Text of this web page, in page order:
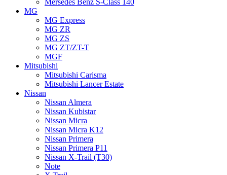
MG
MG Express
MG ZR
MG ZS
MG ZT/ZT-T
MGF
Mitsubishi
Mitsubishi Carisma
Mitsubishi Lancer Estate
Nissan
Nissan Almera
Nissan Kubistar
Nissan Micra
Nissan Micra K12
Nissan Primera
Nissan Primera P11
Nissan X-Trail (T30)
Note